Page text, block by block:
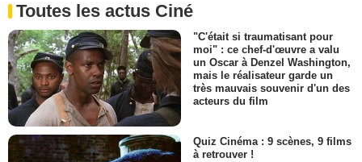
Toutes les actus Ciné
"C'était si traumatisant pour
moi" : ce chef-d'œuvre a valu
un Oscar à Denzel Washington,
mais le réalisateur garde un
très mauvais souvenir d'un des
acteurs du film
Quiz Cinéma : 9 scènes, 9 films
à retrouver !